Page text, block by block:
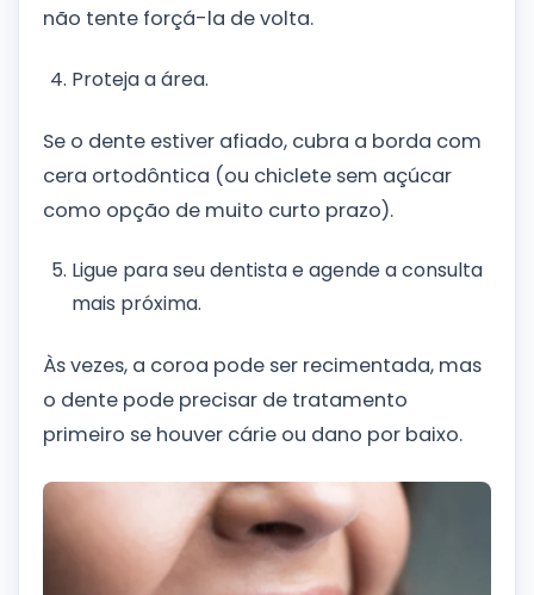
não tente forçá-la de volta.
Proteja a área.
Se o dente estiver afiado, cubra a borda com
cera ortodôntica (ou chiclete sem açúcar
como opção de muito curto prazo).
Ligue para seu dentista e agende a consulta
mais próxima.
Às vezes, a coroa pode ser recimentada, mas
o dente pode precisar de tratamento
primeiro se houver cárie ou dano por baixo.